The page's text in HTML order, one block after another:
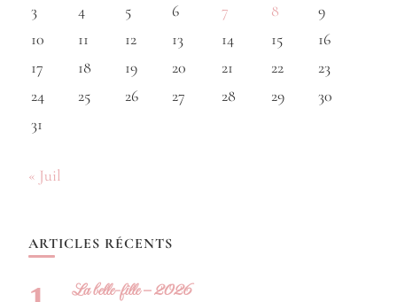
3
4 5 6 7 8
9
10
11 12 13 14 15
16
17
18 19 20 21 22
23
24
25 26 27 28 29
30
31
« Juil
ARTICLES RÉCENTS
La belle-fille – 2026